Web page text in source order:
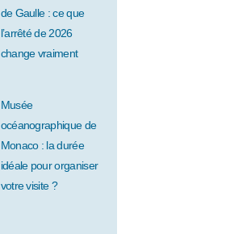
de Gaulle : ce que
l’arrêté de 2026
change vraiment
Musée
océanographique de
Monaco : la durée
idéale pour organiser
votre visite ?